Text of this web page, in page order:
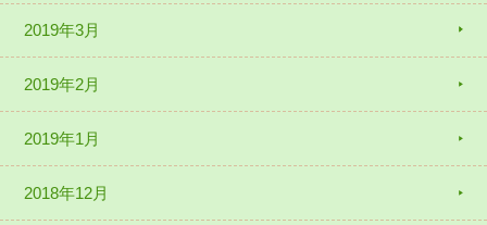
2019年3月
2019年2月
2019年1月
2018年12月